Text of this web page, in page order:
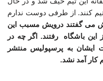
کنند. از طرفی دوست ندارم
می گفتند درویش مسبب این
باشگاه رفتند. اگر چه در
ایشان به پرسپولیس منتشر
کار آمد نشد.